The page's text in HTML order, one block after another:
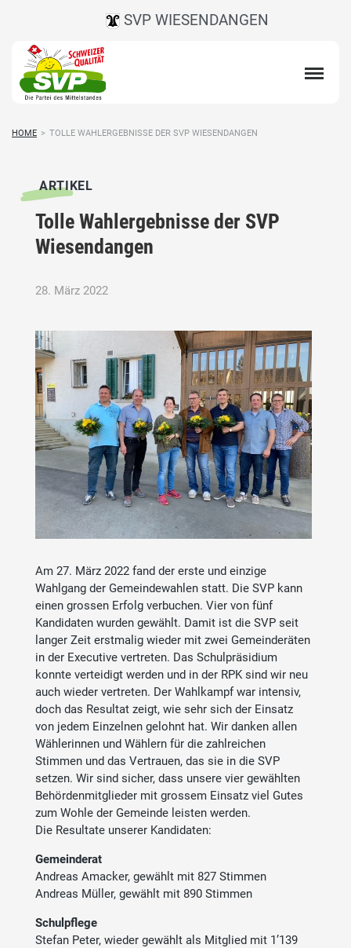
SVP WIESENDANGEN
HOME > TOLLE WAHLERGEBNISSE DER SVP WIESENDANGEN
ARTIKEL
Tolle Wahlergebnisse der SVP
Wiesendangen
28. März 2022
Am 27. März 2022 fand der erste und einzige
Wahlgang der Gemeindewahlen statt. Die SVP kann
einen grossen Erfolg verbuchen. Vier von fünf
Kandidaten wurden gewählt. Damit ist die SVP seit
langer Zeit erstmalig wieder mit zwei Gemeinderäten
in der Executive vertreten. Das Schulpräsidium
konnte verteidigt werden und in der RPK sind wir neu
auch wieder vertreten. Der Wahlkampf war intensiv,
doch das Resultat zeigt, wie sehr sich der Einsatz
von jedem Einzelnen gelohnt hat. Wir danken allen
Wählerinnen und Wählern für die zahlreichen
Stimmen und das Vertrauen, das sie in die SVP
setzen. Wir sind sicher, dass unsere vier gewählten
Behördenmitglieder mit grossem Einsatz viel Gutes
zum Wohle der Gemeinde leisten werden.
Die Resultate unserer Kandidaten:
Gemeinderat
Andreas Amacker, gewählt mit 827 Stimmen
Andreas Müller, gewählt mit 890 Stimmen
Schulpflege
Stefan Peter, wieder gewählt als Mitglied mit 1’139